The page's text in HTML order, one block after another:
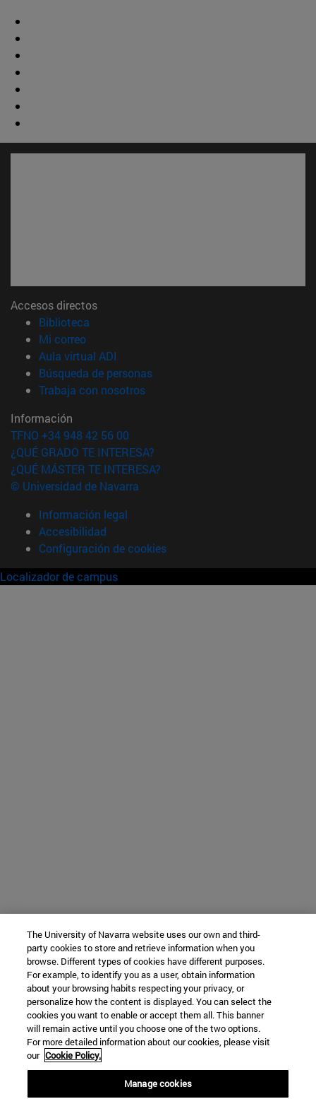
Accesos directos
Biblioteca
Mi correo(abre en nueva ventana)
Aula virtual ADI
Búsqueda de personas(abre en nueva ventana)
Trabaja con nosotros(abre en nueva ventana)
Información
TFNO +34 948 42 56 00
¿QUÉ GRADO TE INTERESA?
¿QUÉ MÁSTER TE INTERESA?
© Universidad de Navarra
Información legal
Accesibilidad
Configuración de cookies
Localizador de campus
The University of Navarra website uses our own and third-
party cookies to store and retrieve information when you
browse. Different types of cookies have different purposes.
For example, to identify you as a user, obtain information
about your browsing habits respecting your privacy, or
personalize how the content is displayed. You can select the
cookies you want to enable or accept them all. This banner
will remain active until you choose one of the two options.
For more detailed information about our cookies, please visit
our Cookie Policy.
Manage cookies